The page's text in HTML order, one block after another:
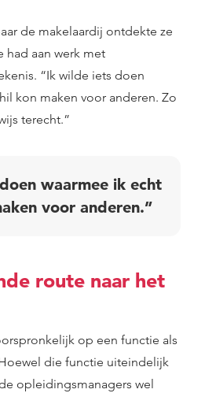
de makelaardij ontdekte ze
had aan werk met
“Ik wilde iets doen
kon maken voor anderen. Zo
terecht.”
waarmee ik echt
voor anderen.”
route naar het
op een functie als
die functie uiteindelijk
opleidingsmanagers wel